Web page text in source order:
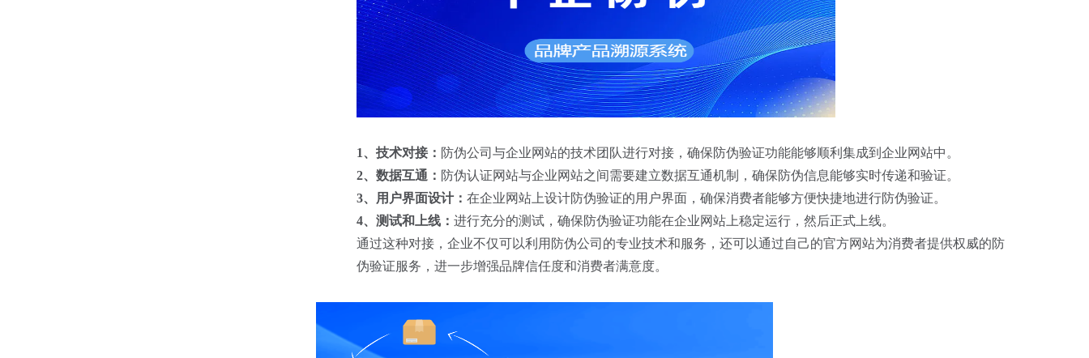
1、技术对接： 防伪公司与企业网站的技术团队进行对接，确保防伪验证功能能够顺利集成到企业网站中。
2、数据互通： 防伪认证网站与企业网站之间需要建立数据互通机制，确保防伪信息能够实时传递和验证。
3、用户界面设计： 在企业网站上设计防伪验证的用户界面，确保消费者能够方便快捷地进行防伪验证。
4、测试和上线： 进行充分的测试，确保防伪验证功能在企业网站上稳定运行，然后正式上线。
通过这种对接，企业不仅可以利用防伪公司的专业技术和服务，还可以通过自己的官方网站为消费者提供权威的防
伪验证服务，进一步增强品牌信任度和消费者满意度。